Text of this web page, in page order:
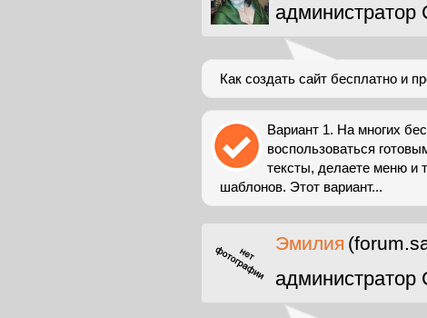
администратор
Как создать сайт бесплатно и
Вариант 1. На многих
воспользоваться
тексты, делаете меню и
шаблонов. Этот вариант...
Эмилия
администратор